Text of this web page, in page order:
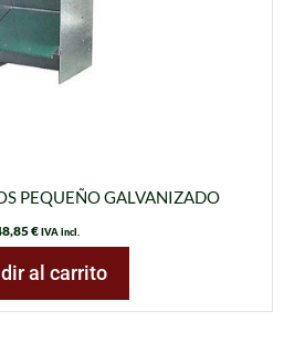
PEQUEÑO GALVANIZADO
€ IVA incl.
al carrito